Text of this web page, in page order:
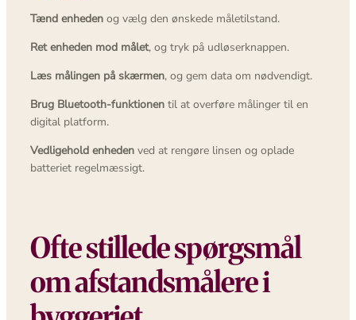
Tænd enheden og vælg den ønskede måletilstand.
Ret enheden mod målet, og tryk på udløserknappen.
Læs målingen på skærmen, og gem data om nødvendigt.
Brug Bluetooth-funktionen til at overføre målinger til en
digital platform.
Vedligehold enheden ved at rengøre linsen og oplade
batteriet regelmæssigt.
Ofte stillede spørgsmål
om afstandsmålere i